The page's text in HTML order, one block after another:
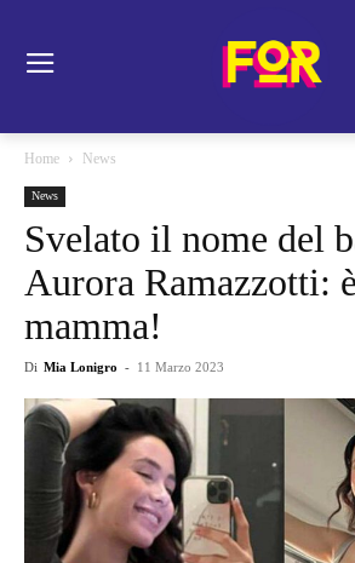
Home News
News
Svelato il nome del
Aurora Ramazzotti:
mamma!
Di Mia Lonigro - 11 Marzo 2023